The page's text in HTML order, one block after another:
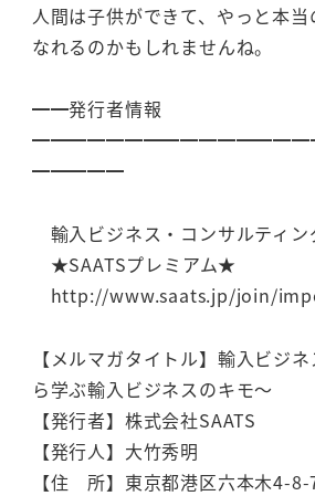
人間は子供ができて、やっと本
なれるのかもしれませんね。
━━発行者情報
━━━━━
輸入ビジネス・コンサルティン
★SAATSプレミアム★
http://www.saats.jp/join/
【メルマガタイトル】輸入ビジ
ら学ぶ輸入ビジネスのキモ～
【発行者】株式会社SAATS
【発行人】大竹秀明
【住 所】東京都港区六本木4-8-